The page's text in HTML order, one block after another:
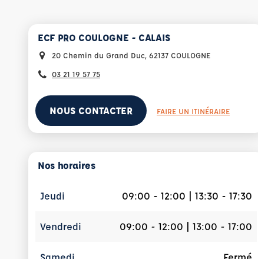
ECF PRO COULOGNE - CALAIS
20 Chemin du Grand Duc, 62137 COULOGNE
03 21 19 57 75
NOUS CONTACTER FAIRE UN ITINÉRAIRE
Nos horaires
Jeudi 09:00 - 12:00 | 13:30 - 17:30
Vendredi 09:00 - 12:00 | 13:00 - 17:00